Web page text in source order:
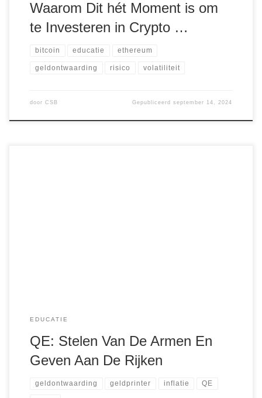
Waarom Dit hét Moment is om
te Investeren in Crypto …
bitcoin educatie ethereum
geldontwaarding risico volatiliteit
door CSB Gepubliceerdseptember 14, 2024
EDUCATIE
QE: Stelen Van De Armen En
Geven Aan De Rijken
geldontwaarding geldprinter inflatie QE